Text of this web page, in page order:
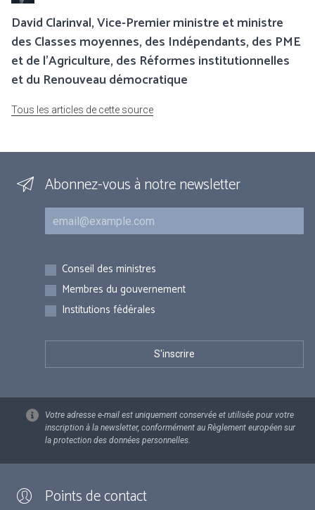
David Clarinval, Vice-Premier ministre et ministre
des Classes moyennes, des Indépendants, des PME
et de l’Agriculture, des Réformes institutionnelles
et du Renouveau démocratique
Tous les articles de cette source
Abonnez-vous à notre newsletter
Courriel
Inscriptions
Conseil des ministres
Membres du gouvernement
Institutions fédérales
Votre adresse e-mail est uniquement conservée et utilisée pour votre
inscription à la newsletter, conformément au Règlement européen sur
la protection des données personnelles.
Points de contact